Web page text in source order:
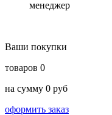
менеджер
Ваши покупки
товаров 0
на сумму 0 руб
оформить заказ